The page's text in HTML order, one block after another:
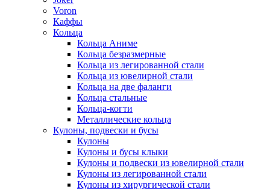
Voron
Каффы
Кольца
Кольца Аниме
Кольца безразмерные
Кольца из легированной стали
Кольца из ювелирной стали
Кольца на две фаланги
Кольца стальные
Кольца-когти
Металлические кольца
Кулоны, подвески и бусы
Кулоны
Кулоны и бусы клыки
Кулоны и подвески из ювелирной стали
Кулоны из легированной стали
Кулоны из хирургической стали